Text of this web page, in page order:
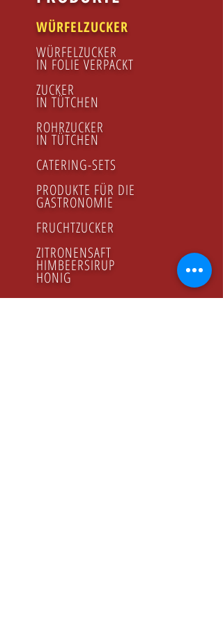
WÜRFELZUCKER
WÜRFELZUCKER
IN FOLIE VERPACKT
ZUCKER
IN TÜTCHEN
ROHRZUCKER
IN TÜTCHEN
CATERING-SETS
PRODUKTE FÜR DIE
GASTRONOMIE
FRUCHTZUCKER
ZITRONENSAFT
HIMBEERSIRUP
HONIG